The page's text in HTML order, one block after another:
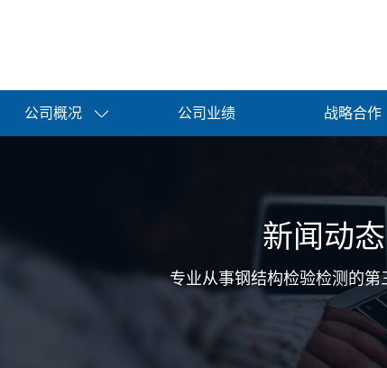
公司概况 公司业绩 战略合作
新闻动态
专业从事钢结构检验检测的第